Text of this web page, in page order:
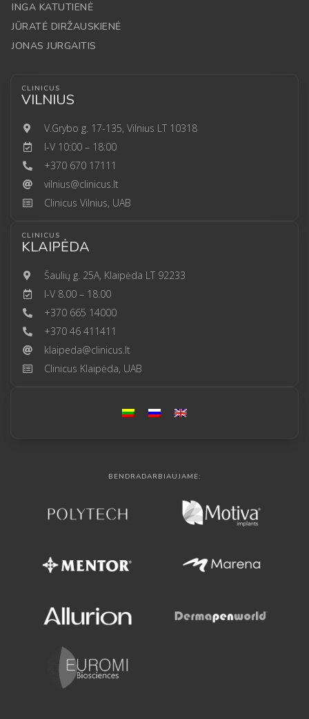
INGA KATUTIENĖ
JŪRATĖ DIRŽAUSKIENĖ
JONAS JURGAITIS
CLINICUS
VILNIUS
V.Grybo g. 17-135, Vilnius LT 10318
I-V 10:00 – 18:00
+370 670 17111
vilnius@clinicus.lt
Clinicus Vilnius, UAB
CLINICUS
KLAIPĖDA
Šaulių g. 25A, Klaipėda LT 92233
I-V 8.00 – 18.00
+370 665 14000
+370 46 411411
klaipeda@clinicus.lt
Clinicus Klaipėda, UAB
BENDRADARBIAUJAME: